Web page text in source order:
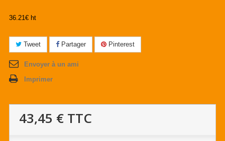
36.21€ ht
Tweet Partager Pinterest
Envoyer à un ami
Imprimer
43,45 € TTC